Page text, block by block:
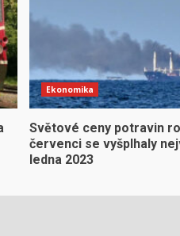
Ekonomika
Světové ceny potravin
červenci se vyšplhaly
ledna 2023